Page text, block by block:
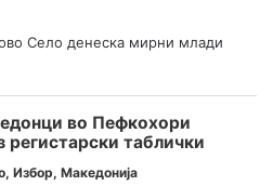
Село денеска мирни млади
во Пефкохори
регистарски таблички
, Избор, Македонија